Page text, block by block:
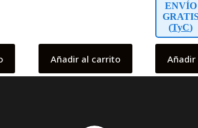
Añadir al carrito
ENVÍO
(TyC)